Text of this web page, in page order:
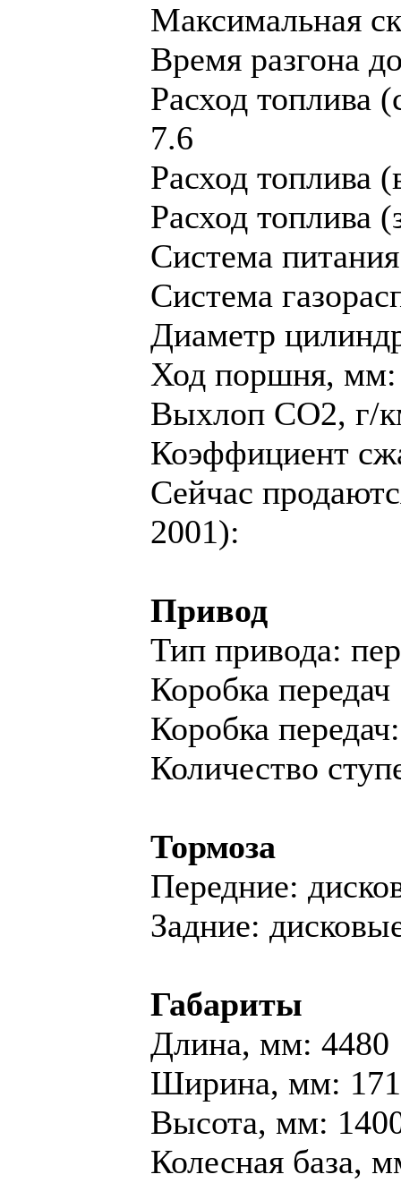
Максимальная
Время разгона
Расход топлива
7.6
Расход топлива
Расход топлива
Система
Система
Диaметр
Ход поршня, мм:
Выхлоп CO2, г/
Коэффициент
Сейчас
2001):
Привод
Тип привода:
Коробка передач
Коробка
Количество
Тормоза
Передние:
Задние:
Габариты
Длина, мм: 4480
Ширина, мм:
Высота, мм:
Колесная база,